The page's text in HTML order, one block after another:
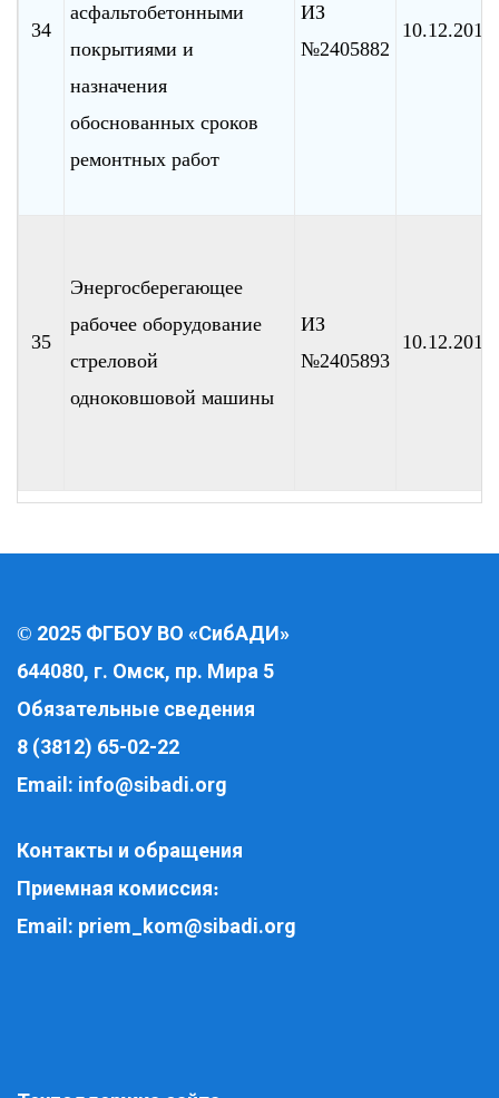
34
асфальтобетонными
покрытиями и
назначения
обоснованных сроков
ремонтных работ
ИЗ
№2405882
10.12.2010
35
Энергосберегающее
рабочее оборудование
стреловой
одноковшовой машины
ИЗ
№2405893
10.12.2010
© 2025 ФГБОУ ВО «СибАДИ»
644080, г. Омск, пр. Мира 5
Обязательные сведения
8 (3812) 65-02-22
Email: info@sibadi.org
Контакты и обращения
Приемная комиссия:
Email: priem_kom@sibadi.org